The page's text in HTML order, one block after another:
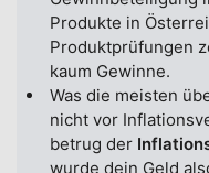
Produkte in
Produktprüfungen
kaum Gewinne.
Was die meisten
nicht vor
betrug der
wurde dein Geld